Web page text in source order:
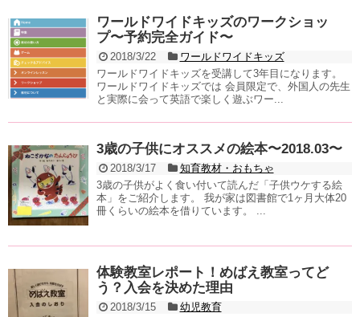
ワールドワイドキッズのワークショッ
プ〜予約完全ガイド〜
2018/3/22
ワールドワイドキッズ
ワールドワイドキッズを受講して3年目になります。
ワールドワイドキッズでは 会員限定で、外国人の先生
と実際に会って英語で楽しく遊ぶワー...
3歳の子供にオススメの絵本〜2018.03〜
2018/3/17
知育教材・おもちゃ
3歳の子供がよく食い付いて読んだ「子供ウケする絵
本」をご紹介します。 我が家は図書館で1ヶ月大体20
冊くらいの絵本を借りています。 ...
体験教室レポート！めばえ教室ってど
う？入会を決めた理由
2018/3/15
幼児教育